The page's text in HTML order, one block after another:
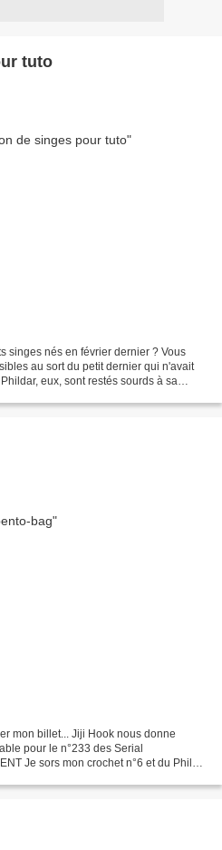
tuto
singes nés en février dernier ? Vous
au sort du petit dernier qui n'avait
eux, sont restés sourds à sa
mon billet... Jiji Hook nous donne
pour le n°233 des Serial
Je sors mon crochet n°6 et du Phil